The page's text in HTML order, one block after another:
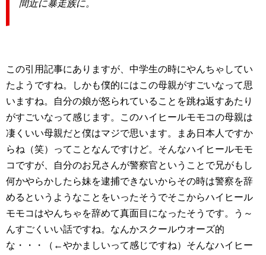
間近に暴走族に。
この引用記事にありますが、中学生の時にやんちゃしてい
たようですね。しかも僕的にはこの母親がすごいなって思
いますね。自分の娘が怒られていることを跳ね返すあたり
がすごいなって感じます。このハイヒールモモコの母親は
凄くいい母親だと僕はマジで思います。まあ日本人ですか
らね（笑）ってことなんですけど。そんなハイヒールモモ
コですが、自分のお兄さんが警察官ということで兄がもし
何かやらかしたら妹を逮捕できないからその時は警察を辞
めるというようなことをいったそうでそこからハイヒール
モモコはやんちゃを辞めて真面目になったそうです。う～
んすごくいい話ですね。なんかスクールウオーズ的
な・・・（←やかましいって感じですね）そんなハイヒー